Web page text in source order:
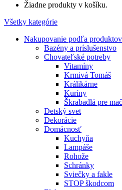
Žiadne produkty v košíku.
Všetky kategórie
Nakupovanie podľa produktov
Bazény a príslušenstvo
Chovateľské potreby
Vitamíny
Krmivá Tomáš
Králikárne
Kuríny
Škrabadlá pre
Detský svet
Dekorácie
Domácnosť
Kuchyňa
Lampáše
Rohože
Schránky
Sviečky a fakle
STOP škodcom